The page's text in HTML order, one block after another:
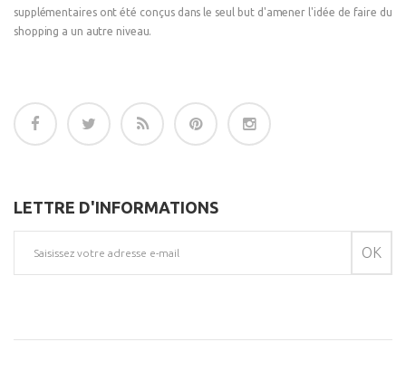
supplémentaires ont été conçus dans le seul but d'amener l'idée de faire du
shopping a un autre niveau.
LETTRE D'INFORMATIONS
OK